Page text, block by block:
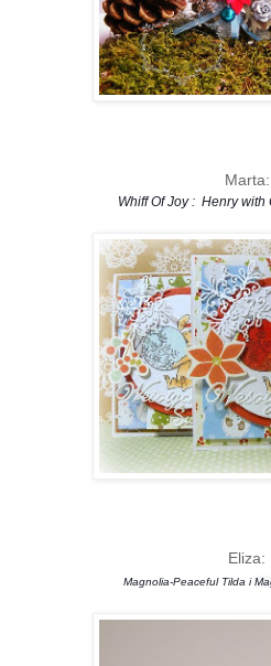
Marta:
Whiff Of Joy : Henry
Eliza:
Magnolia-Peaceful Tilda i